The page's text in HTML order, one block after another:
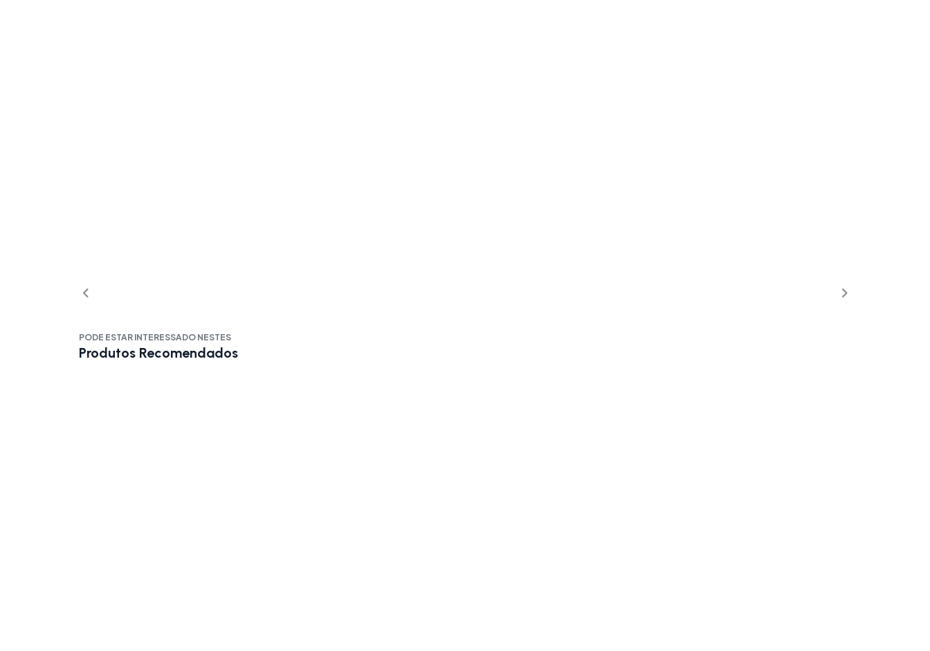
PODE ESTAR INTERESSADO NESTES
Produtos Recomendados